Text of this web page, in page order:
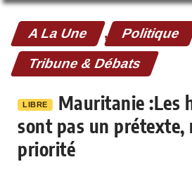
A La Une , Politique
Tribune & Débats
LIBRE
Mauritanie :Les
sont pas un prétexte,
priorité